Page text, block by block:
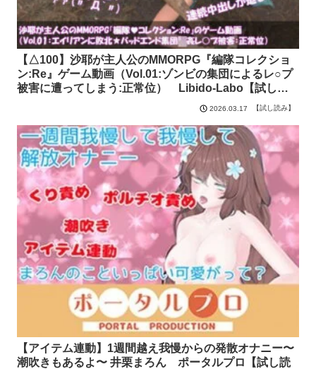
【△100】沙耶が主人公のMMORPG『編隊コレクショ
ン:Re』ゲーム動画（Vol.01:ゾンビの集団によるレ○プ
被害に遭ってしまう:正常位） Libido-Labo【試し読
2026.03.17 【試し読み】
【アイテム連動】1週間越え我慢からの発散オナニー〜
潮吹きもあるよ〜 井栗まろん ポータルプロ【試し読